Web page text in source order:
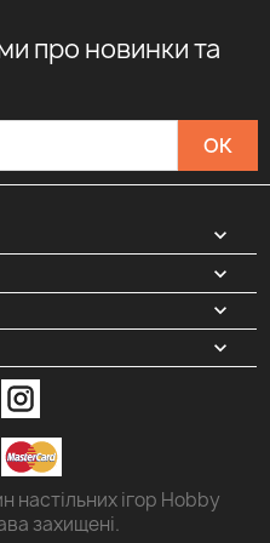
про новинки та


keyboard_arrow_down
keyboard_arrow_down
настільних ігор Hobby
захищені.